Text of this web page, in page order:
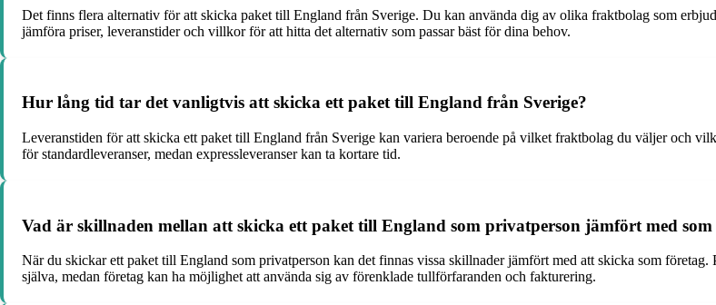
Det finns flera alternativ för att skicka paket till England från Sverige. Du kan använda dig av olika fraktbolag som
jämföra priser, leveranstider och villkor för att hitta det alternativ som passar bäst för dina behov.
Hur lång tid tar det vanligtvis att skicka ett paket till England från Sverige?
Leveranstiden för att skicka ett paket till England från Sverige kan variera beroende på vilket fraktbolag du väljer och
för standardleveranser, medan expressleveranser kan ta kortare tid.
Vad är skillnaden mellan att skicka ett paket till England som privatperson jämfört med som
När du skickar ett paket till England som privatperson kan det finnas vissa skillnader jämfört med att skicka som
själva, medan företag kan ha möjlighet att använda sig av förenklade tullförfaranden och fakturering.